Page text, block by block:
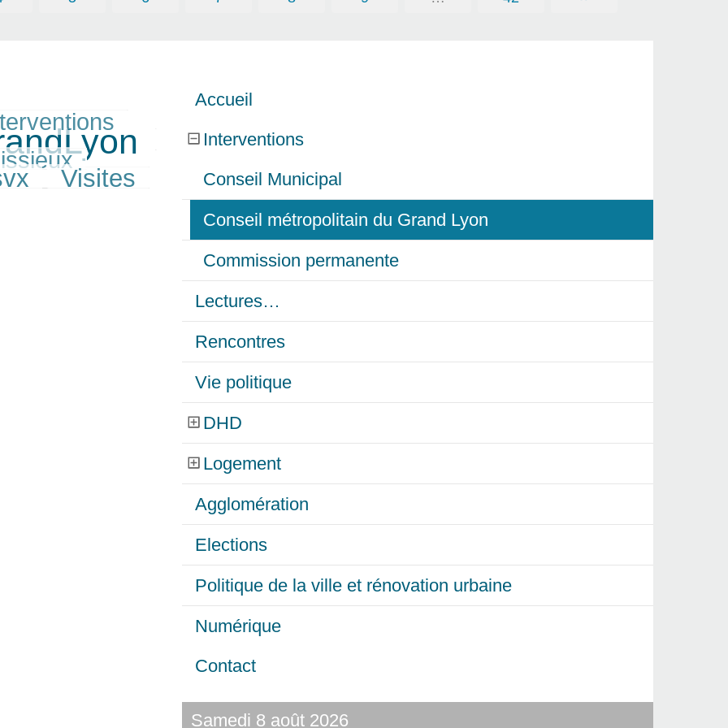
Accueil
Interventions
Conseil Municipal
Conseil métropolitain du Grand Lyon
Commission permanente
Lectures…
Rencontres
Vie politique
DHD
Logement
Agglomération
Elections
Politique de la ville et rénovation urbaine
Numérique
Contact
Samedi 8 août 2026
Visites